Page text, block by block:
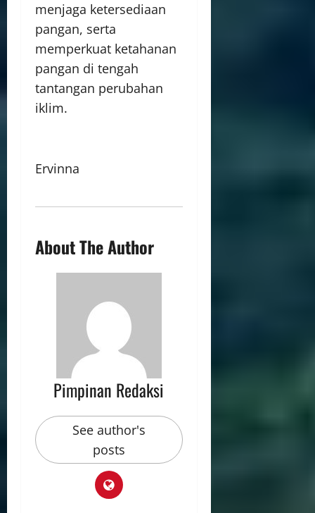
menjaga ketersediaan
pangan, serta
memperkuat ketahanan
pangan di tengah
tantangan perubahan
iklim.
Ervinna
About The Author
Pimpinan Redaksi
See author's
posts